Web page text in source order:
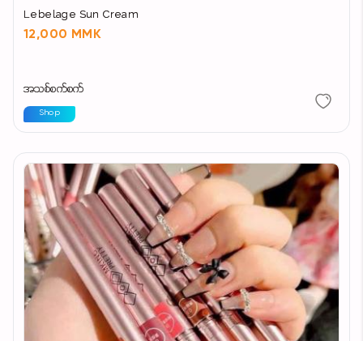
Lebelage Sun Cream
12,000 MMK
အသစ်စက်စက်
Shop